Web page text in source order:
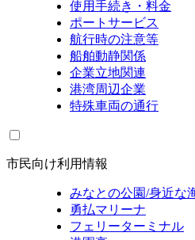
使用手続き・料金
ポートサービス
航行時の注意等
船舶動静関係
企業立地関連
港湾周辺企業
特殊車両の通行
市民向け利用情報
みなとの公園/身近な
勇払マリーナ
フェリーターミナル